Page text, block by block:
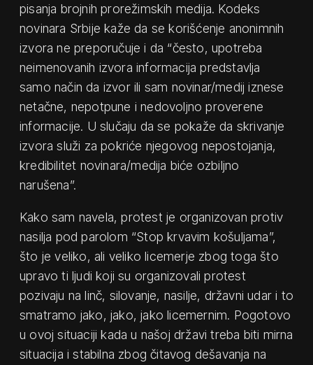
pisanja brojnih prorežimskih medija. Kodeks
novinara Srbije kaže da se korišćenje anonimnih
izvora ne preporučuje i da “često, upotreba
neimenovanih izvora informacija predstavlja
samo način da izvor ili sam novinar/medij iznese
netačne, nepotpune i nedovoljno proverene
informacije. U slučaju da se pokaže da skrivanje
izvora služi za pokriće njegovog nepostojanja,
kredibilitet novinara/medija biće ozbiljno
narušena”.
Kako sam navela, protest je organizovan protiv
nasilja pod parolom “Stop krvavim košuljama”,
što je veliko, ali veliko licemerje zbog toga što
upravo ti ljudi koji su organizovali protest
pozivaju na linč, silovanje, nasilje, državni udar i to
smatramo jako, jako, jako licemernim. Pogotovo
u ovoj situaciji kada u našoj državi treba biti mirna
situacija i stabilna zbog čitavog dešavanja na